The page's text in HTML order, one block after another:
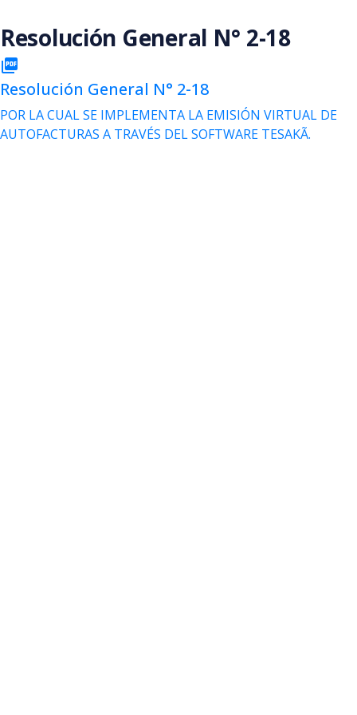
Resolución General N° 2-18
picture_as_pdf
Resolución General N° 2-18
POR LA CUAL SE IMPLEMENTA LA EMISIÓN VIRTUAL DE
AUTOFACTURAS A TRAVÉS DEL SOFTWARE TESAKÃ.